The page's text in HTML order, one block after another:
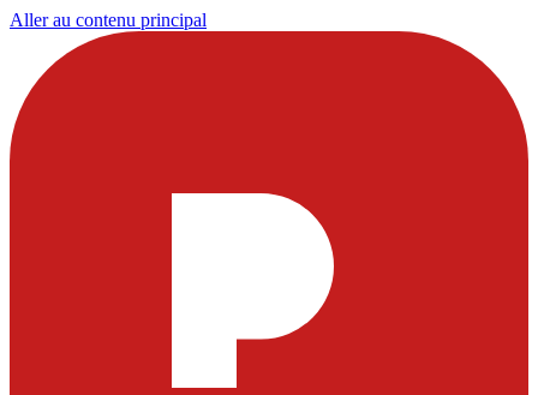
Aller au contenu principal